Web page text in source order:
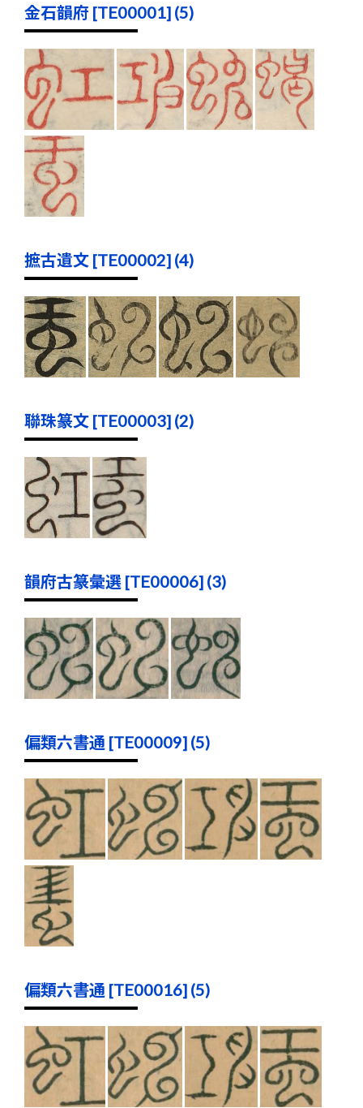
金石韻府 [TE00001] (5)
摭古遺文 [TE00002] (4)
聯珠篆文 [TE00003] (2)
韻府古篆彙選 [TE00006] (3)
偏類六書通 [TE00009] (5)
偏類六書通 [TE00016] (5)